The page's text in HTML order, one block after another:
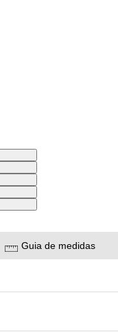
Guia de medidas